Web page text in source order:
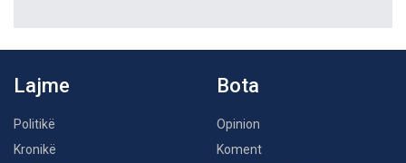
Lajme
Politikë
Kronikë
Bota
Opinion
Koment